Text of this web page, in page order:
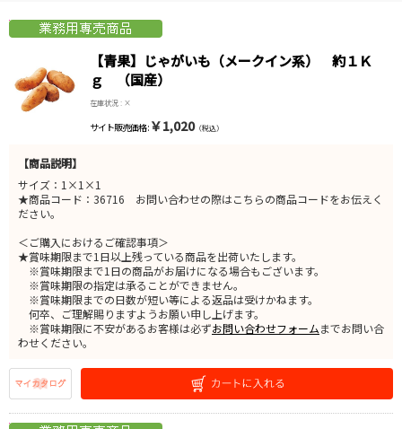
【青果】じゃがいも（メークイン系） 約１Ｋ
ｇ （国産）
在庫状況 : ×
サイト販売価格 : ￥1,020（税込）
【商品説明】
サイズ：1×1×1
★商品コード：36716 お問い合わせの際はこちらの商品コードをお伝えく
ださい。
＜ご購入におけるご確認事項＞
★賞味期限まで1日以上残っている商品を出荷いたします。
※賞味期限まで1日の商品がお届けになる場合もございます。
※賞味期限の指定は承ることができません。
※賞味期限までの日数が短い等による返品は受けかねます。
何卒、ご理解賜りますようお願い申し上げます。
※賞味期限に不安があるお客様は必ずお問い合わせフォームまでお問い合
わせください。